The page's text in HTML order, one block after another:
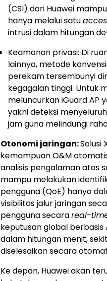
(CSI) dari Huawei
hanya melalui satu
intrusi dalam hitungan
Keamanan privasi: Di
lainnya, metode
perekam tersembunyi
kegagalan tinggi. Untuk
meluncurkan iGuard AP
yakni deteksi
jam guna melindungi
Otonomi jaringan:Solusi
kemampuan O&M
analisis pengalaman atas
mampu melakukan
pengguna (QoE) hanya
visibilitas jalur jaringan
pengguna secarareal-
keputusan global
dalam hitungan menit,
diselesaikan secara
Ke depan, Huawei akan